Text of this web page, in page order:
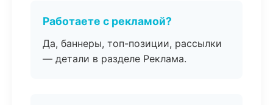
Работаете с рекламой?
Да, баннеры, топ-позиции, рассылки
— детали в разделе Реклама.